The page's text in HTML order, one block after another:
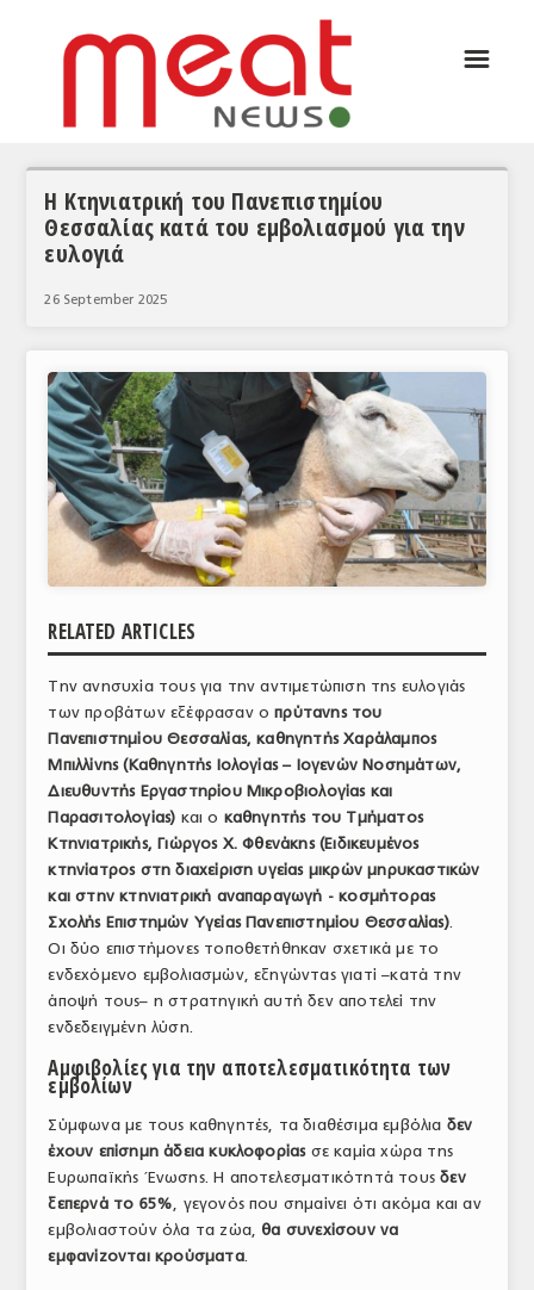
ΣΥΝΕΝΤΕΥΞΕΙΣ
ΚΟΣΜΟΣ
ΕΙΔΗΣΕΙΣ
ΕΥΡΩΠΑΪΚΕΣ ΑΠΟΦΑΣΕΙΣ
ΘΕΜΑΤΑ
ΑΝΑΛΥΣΕΙΣ
ΣΦΑΓΕΙΑ
ΠΡΩΤΕΣ ΥΛΕΣ
ΥΠΗΡΕΣΙΕΣ
ΕΜΠΟΡΙΚΟΙ ΑΝΤΙΠΡΟΣΩΠΟΙ
ΝΟΜΟΘΕΣΙΑ
ΕΛΛΗΝΙΚΗ ΝΟΜΟΘΕΣΙΑ
ΤΟ ΠΕΡΙΟΔΙΚΟ
Profile
ΑΡΧΕΙΟ ΤΕΥΧΩΝ
ΣΥΝΕΔΡΙΟ ΚΡΕΑΤΟΣ
☰
Η Κτηνιατρική του Πανεπιστημίου
Θεσσαλίας κατά του εμβολιασμού για την
ευλογιά
26 September 2025
RELATED ARTICLES
Την ανησυχία τους για την αντιμετώπιση της ευλογιάς
των προβάτων εξέφρασαν οπρύτανης του
Πανεπιστημίου Θεσσαλίας, καθηγητής Χαράλαμπος
Μπιλλίνης (Καθηγητής Ιολογίας – Ιογενών Νοσημάτων,
Διευθυντής Εργαστηρίου Μικροβιολογίας και
Παρασιτολογίας) και ο καθηγητής του Τμήματος
Κτηνιατρικής, Γιώργος Χ. Φθενάκης (Ειδικευμένος
κτηνίατρος στη διαχείριση υγείας μικρών μηρυκαστικών
και στην κτηνιατρική αναπαραγωγή - κοσμήτορας
Σχολής Επιστημών Υγείας Πανεπιστημίου Θεσσαλίας).
Οι δύο επιστήμονες τοποθετήθηκαν σχετικά με το
ενδεχόμενο εμβολιασμών, εξηγώντας γιατί –κατά την
άποψή τους– η στρατηγική αυτή δεν αποτελεί την
ενδεδειγμένη λύση.
Αμφιβολίες για την αποτελεσματικότητα των
εμβολίων
Σύμφωνα με τους καθηγητές, τα διαθέσιμα εμβόλια δεν
έχουν επίσημη άδεια κυκλοφορίαςσε καμία χώρα της
Ευρωπαϊκής Ένωσης. Η αποτελεσματικότητά τουςδεν
ξεπερνά το 65%, γεγονός που σημαίνει ότι ακόμα και αν
εμβολιαστούν όλα τα ζώα, θα συνεχίσουν να
εμφανίζονται κρούσματα.